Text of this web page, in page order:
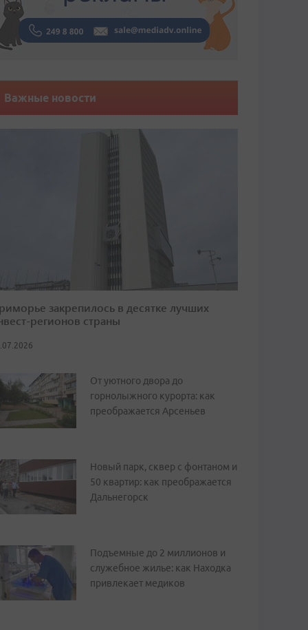
Важные новости
закрепилось в десятке лучших
регионов страны
От уютного двора до
горнолыжного курорта: как
преображается Арсеньев
Новый парк, сквер с фонтаном и
50 квартир: как преображается
Дальнегорск
Подъемные до 2 миллионов и
служебное жилье: как Находка
привлекает медиков